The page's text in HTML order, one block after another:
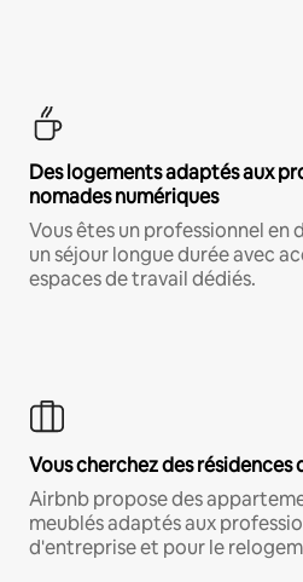
Des logements adaptés aux
nomades numériques
Vous êtes un professionnel en
un séjour longue durée avec
espaces de travail dédiés.
Vous cherchez des résidences
Airbnb propose des
meublés adaptés aux
d'entreprise et pour le